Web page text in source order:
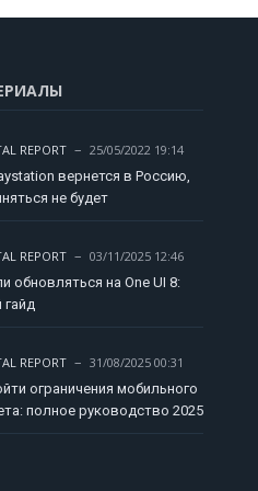
REPORT
25/05/2022 19:14
вернется в Россию,
не будет
REPORT
03/11/2025 12:46
обновляться на One UI 8:
REPORT
31/08/2025 00:31
ограничения мобильного
полное руководство 2025